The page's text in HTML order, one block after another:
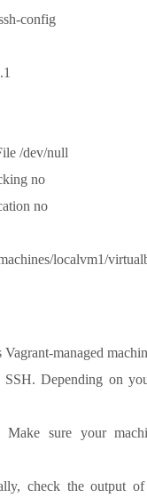
config
/dev/null
no
no
localvm1/
managed
Depending on
Make sure your
check the output of